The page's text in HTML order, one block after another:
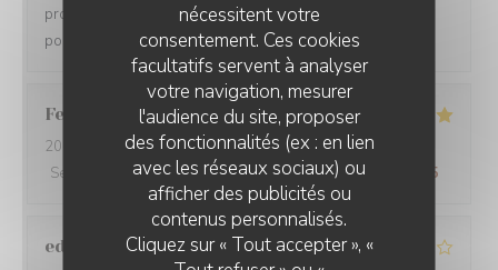
nécessitent votre
consentement. Ces cookies
facultatifs servent à analyser
votre navigation, mesurer
l'audience du site, proposer
des fonctionnalités (ex : en lien
avec les réseaux sociaux) ou
afficher des publicités ou
contenus personnalisés.
Cliquez sur « Tout accepter », «
professionnalisme, prix compétitifs. Gentillesse. Enfin tt
pour rester clients. N hésitez pas surtout
Federico
2026-07-05- 21:30 - Couverts 2
Service
Ambiance :5/5 Cuisine: 5/5 Qualité / Prix /5
edmond D
LE CHALET DE NEUILLY